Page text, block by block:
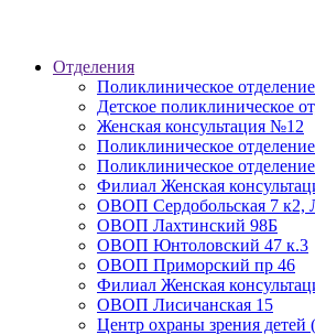
Отделения
Поликлиническое
Детское поликлиническое
Женская консультация №12
Поликлиническое
Поликлиническое
Филиал Женская
ОВОП Сердобольская 7 к2,
ОВОП Лахтинский 98Б
ОВОП Юнтоловский 47 к.3
ОВОП Приморский пр 46
Филиал Женская
ОВОП Лисичанская 15
Центр охраны зрения